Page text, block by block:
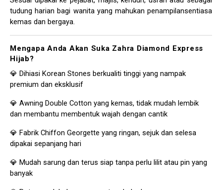
tudung harian bagi wanita yang mahukan penampilansentiasa
kemas dan bergaya.
Mengapa Anda Akan Suka Zahra Diamond Express
Hijab?
💎 Dihiasi Korean Stones berkualiti tinggi yang nampak
premium dan eksklusif
💎 Awning Double Cotton yang kemas, tidak mudah lembik
dan membantu membentuk wajah dengan cantik
💎 Fabrik Chiffon Georgette yang ringan, sejuk dan selesa
dipakai sepanjang hari
💎 Mudah sarung dan terus siap tanpa perlu lilit atau pin yang
banyak